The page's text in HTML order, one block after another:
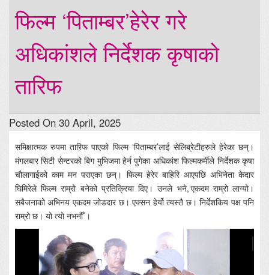
फिल्म ‘पिताम्बर’हेरेर गरे
अधिकांशले निर्देशक कृषाको
तारिफ
Posted On 30 April, 2025
समिक्षात्मक रुपमा तारिफ पाएको फिल्म ‘पिताम्बर’लाई सेलिब्रेटीहरुले हेरेका छन्।
मंगलबार सिटी सेन्टरको बिग मुभिजमा हेर्न पुगेका अधिकांश फिल्मकर्मीले निर्देशक कृषा
चौलागाईको काम मन पराएका छन्। फिल्म हेरेर बाहिरि आएपछि अभिनेता केदार
घिमिरेले फिल्म राम्रो बनेको प्रतिक्रिया दिए। उनले भने,‘एकदम राम्रो लाग्यो।
सबैजनाको अभिनय एकदम जोडदार छ। एक्सन हेर्यो त्यस्तै छ। निर्देशकिय पक्ष पनि
राम्रो छ। यो त्यो नभनौँ ।